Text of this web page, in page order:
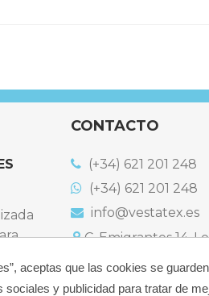
5kg-4uds
CONTACTO
(+34) 621 201 248
(+34) 621 201 248
info@vestatex.es
C. Emigrantes 14,
Bulevard dels
España
aceptas que las cookies se
y publicidad para tratar de